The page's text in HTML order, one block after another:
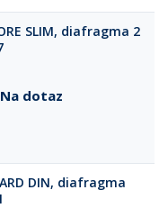
SLIM, diafragma 2
Na dotaz
DIN, diafragma